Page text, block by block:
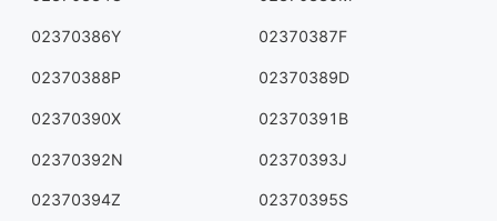
02370386Y 02370387F
02370388P 02370389D
02370390X 02370391B
02370392N 02370393J
02370394Z 02370395S